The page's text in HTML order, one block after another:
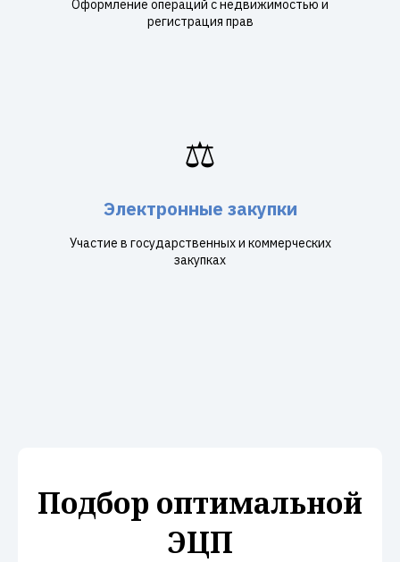
Оформление операций с недвижимостью и
регистрация прав
⚖️
Электронные закупки
Участие в государственных и коммерческих
закупках
Подбор оптимальной
ЭЦП